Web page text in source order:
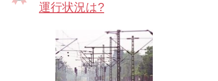
運行状況は?